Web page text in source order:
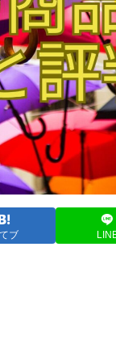
ブ